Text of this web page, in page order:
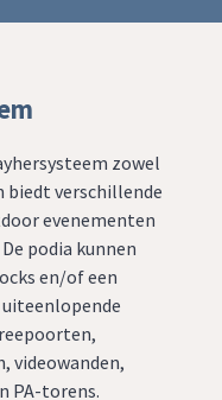
zowel
biedt verschillende
evenementen
podia kunnen
en/of een
videowanden,
PA-torens.